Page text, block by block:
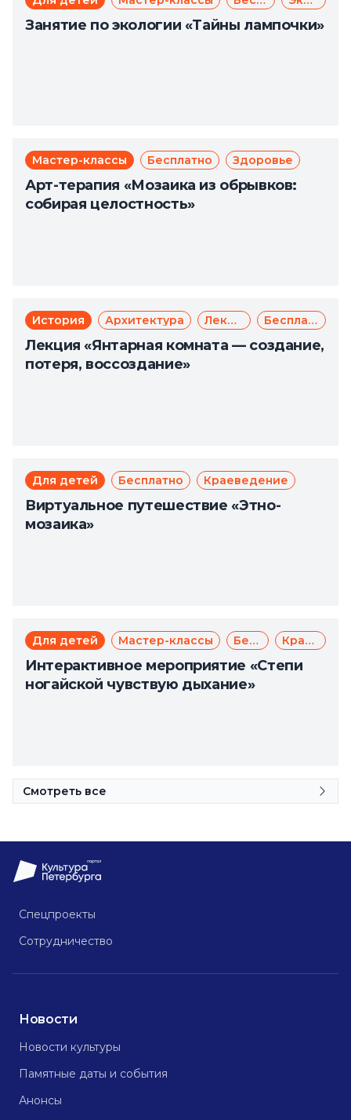
Занятие по экологии «Тайны лампочки»
Мастер-классы Бесплатно Здоровье
Арт-терапия «Мозаика из обрывков:
собирая целостность»
История Архитектура Лекции Бесплатно
Лекция «Янтарная комната — создание,
потеря, воссоздание»
Для детей Бесплатно Краеведение
Виртуальное путешествие «Этно-
мозаика»
Для детей Мастер-классы Бесплатно Краеведение
Интерактивное мероприятие «Степи
ногайской чувствую дыхание»
Смотреть все
Спецпроекты
Сотрудничество
Новости
Новости культуры
Памятные даты и события
Анонсы